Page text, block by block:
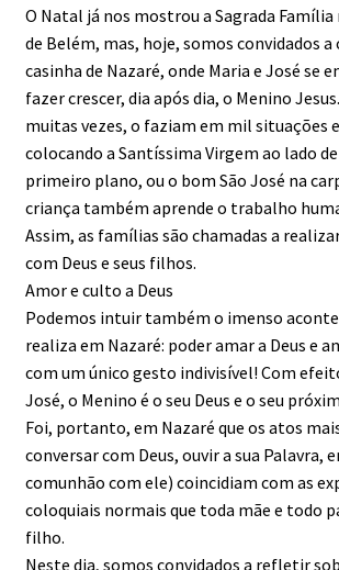
O Natal já nos mostrou a Sagrada
de Belém, mas, hoje, somos convidados
casinha de Nazaré, onde Maria e José se
fazer crescer, dia após dia, o Menino
muitas vezes, o faziam em mil situações
colocando a Santíssima Virgem ao lado
primeiro plano, ou o bom São José na
criança também aprende o trabalho
Assim, as famílias são chamadas a
com Deus e seus filhos.
Amor e culto a Deus
Podemos intuir também o imenso
realiza em Nazaré: poder amar a Deus e
com um único gesto indivisível! Com
José, o Menino é o seu Deus e o seu
Foi, portanto, em Nazaré que os atos
conversar com Deus, ouvir a sua Palavra,
comunhão com ele) coincidiam com as
coloquiais normais que toda mãe e todo
filho.
Neste dia, somos convidados a refletir